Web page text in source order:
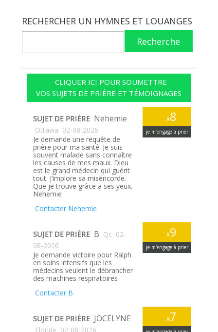
RECHERCHER UN HYMNES ET LOUANGES
Recherche
CLIQUER ICI POUR SOUMETTRE
VOS SUJETS DE PRIÈRE ET TÉMOIGNAGES
x8
je m’engage à prier
SUJET DE PRIÈRE Nehemie
Ottawa 02-08-2026
Je demande une requête de
prière pour ma santé. Je suis
souvent malade sans connaître
les causes de mes maux. Dieu
est le grand médecin qui guérit
tout. J’implore sa miséricorde.
Que je trouve gràce a ses yeux.
Nehemie
Contacter Nehemie
x9
je m’engage à prier
SUJET DE PRIÈRE B Qc 02-
08-2026
Je demande victoire pour Ralph
en soins intensifs que les
médecins veulent le débrancher
des machines respiratoires
Contacter B
x7
SUJET DE PRIÈRE JOCELYNE
Floride 02-08-2026